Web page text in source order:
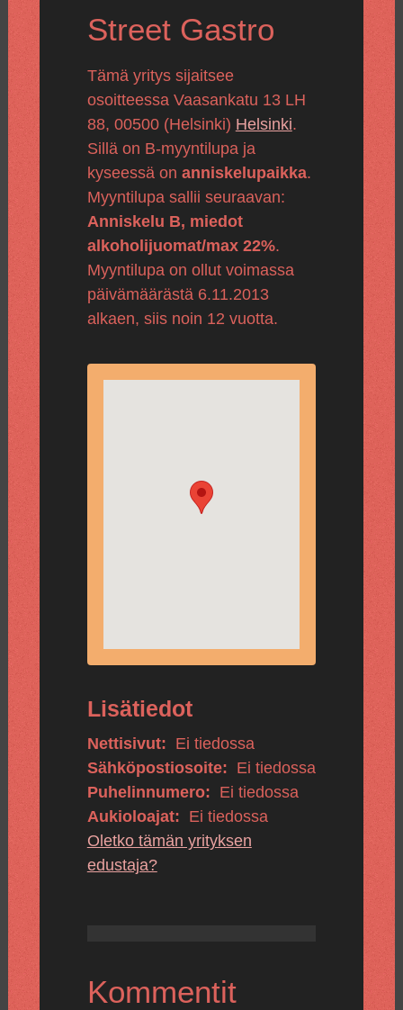
Street Gastro
Tämä yritys sijaitsee
osoitteessa Vaasankatu 13 LH
88, 00500 (Helsinki) Helsinki.
Sillä on B-myyntilupa ja
kyseessä on anniskelupaikka.
Myyntilupa sallii seuraavan:
Anniskelu B, miedot
alkoholijuomat/max 22%.
Myyntilupa on ollut voimassa
päivämäärästä 6.11.2013
alkaen, siis noin 12 vuotta.
Lisätiedot
Nettisivut: Ei tiedossa
Sähköpostiosoite: Ei tiedossa
Puhelinnumero: Ei tiedossa
Aukioloajat: Ei tiedossa
Oletko tämän yrityksen
edustaja?
Kommentit